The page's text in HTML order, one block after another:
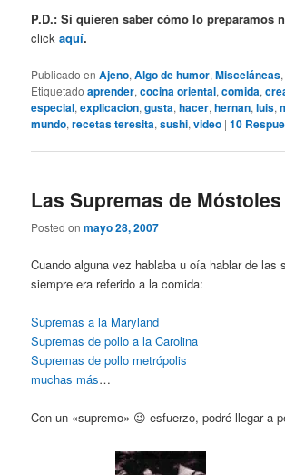
P.D.: Si quieren saber cómo lo preparamos
clickaquí.
Publicado en Ajeno,Algo de humor,Misceláneas,
Etiquetado aprender,cocina oriental,comida,
especial,explicacion,gusta,hacer,hernan,luis,
mundo,recetas teresita,sushi,video |10
Las Supremas de Móstoles
Posted onmayo 28, 2007
Cuando alguna vez hablaba u oía hablar de las
siempre era referido a la comida:
Supremas a la Maryland
Supremas de pollo a la Carolina
Supremas de pollo metrópolis
muchas más…
Con un «supremo» 😉 esfuerzo, podré llegar a